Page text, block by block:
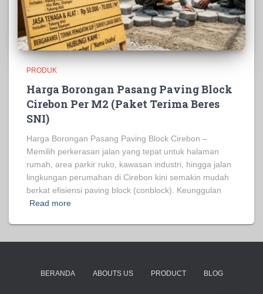
PRODUK
Harga Borongan Pasang Paving Block
Cirebon Per M2 (Paket Terima Beres
SNI)
Harga Borongan Pasang Paving Block Cirebon –
Memilih perkerasan jalan yang tepat untuk halaman
rumah, area parkir ruko, kawasan industri, hingga jalan
lingkungan perumahan di Cirebon kini semakin mudah
berkat efisiensi paving block (conblock). Keunggulan
Read more
BERANDA ABOUTS US PRODUCT BLOG